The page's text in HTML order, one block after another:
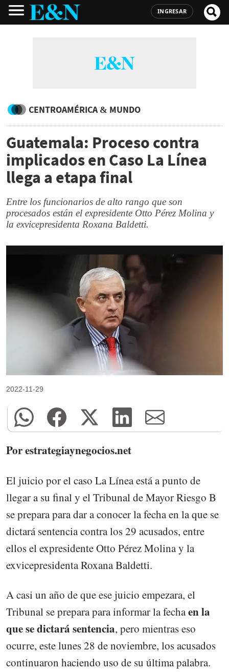
INGRESAR
CENTROAMÉRICA & MUNDO
Guatemala: Proceso contra
implicados en Caso La Línea
llega a etapa final
Entre los funcionarios de alto rango que son
procesados están el expresidente Otto Pérez Molina y
la exvicepresidenta Roxana Baldetti.
2022-11-29
Por estrategiaynegocios.net
El juicio por el caso La Línea está a punto de
llegar a su final y el Tribunal de Mayor Riesgo B
se prepara para dar a conocer la fecha en la que se
dictará sentencia contra los 29 acusados, entre
ellos el expresidente Otto Pérez Molina y la
exvicepresidenta Roxana Baldetti.
A casi un año de que ese juicio empezara, el
Tribunal se prepara para informar la fechaen la
que se dictará sentencia, pero mientras eso
ocurre, este lunes 28 de noviembre, los acusados
continuaron haciendo uso de su última palabra.